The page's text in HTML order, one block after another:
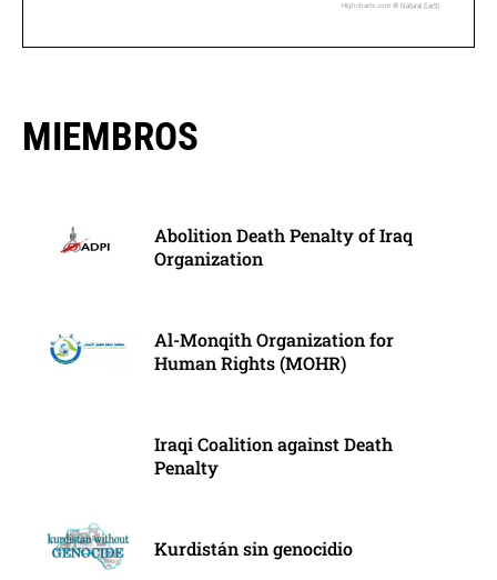
Highcharts.com © Natural Earth
MIEMBROS
Abolition Death Penalty of Iraq
Organization
Al-Monqith Organization for
Human Rights (MOHR)
Iraqi Coalition against Death
Penalty
Kurdistán sin genocidio